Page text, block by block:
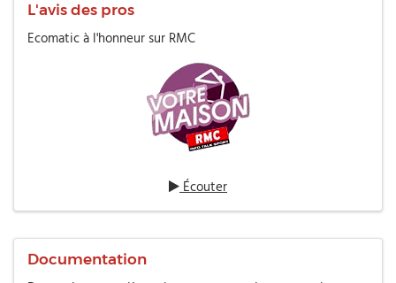
L'avis des pros
Ecomatic à l'honneur sur RMC
Écouter
Documentation